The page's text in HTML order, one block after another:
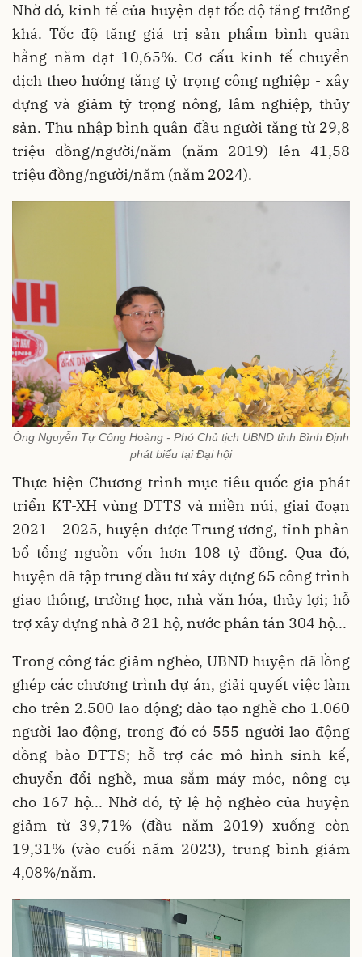
Nhờ đó, kinh tế của huyện đạt tốc độ tăng trưởng
khá. Tốc độ tăng giá trị sản phẩm bình quân
hằng năm đạt 10,65%. Cơ cấu kinh tế chuyển
dịch theo hướng tăng tỷ trọng công nghiệp - xây
dựng và giảm tỷ trọng nông, lâm nghiệp, thủy
sản. Thu nhập bình quân đầu người tăng từ 29,8
triệu đồng/người/năm (năm 2019) lên 41,58
triệu đồng/người/năm (năm 2024).
Ông Nguyễn Tự Công Hoàng - Phó Chủ tịch UBND tỉnh Bình Định
phát biểu tại Đại hội
Thực hiện Chương trình mục tiêu quốc gia phát
triển KT-XH vùng DTTS và miền núi, giai đoạn
2021 - 2025, huyện được Trung ương, tỉnh phân
bổ tổng nguồn vốn hơn 108 tỷ đồng. Qua đó,
huyện đã tập trung đầu tư xây dựng 65 công trình
giao thông, trường học, nhà văn hóa, thủy lợi; hỗ
trợ xây dựng nhà ở 21 hộ, nước phân tán 304 hộ...
Trong công tác giảm nghèo, UBND huyện đã lồng
ghép các chương trình dự án, giải quyết việc làm
cho trên 2.500 lao động; đào tạo nghề cho 1.060
người lao động, trong đó có 555 người lao động
đồng bào DTTS; hỗ trợ các mô hình sinh kế,
chuyển đổi nghề, mua sắm máy móc, nông cụ
cho 167 hộ... Nhờ đó, tỷ lệ hộ nghèo của huyện
giảm từ 39,71% (đầu năm 2019) xuống còn
19,31% (vào cuối năm 2023), trung bình giảm
4,08%/năm.